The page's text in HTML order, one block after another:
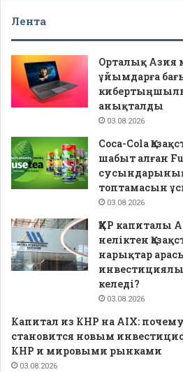
Лента
Орталық Азия
ұйымдарға
анықталды
03.08.2026
Coca-Cola
шабыт алған
топтамасын
03.08.2026
ҚХР капиталы
неліктен
нарықтар
келеді?
03.08.2026
Капитал из КНР на AIX:
становится новым
КНР и мировыми рынками
03.08.2026